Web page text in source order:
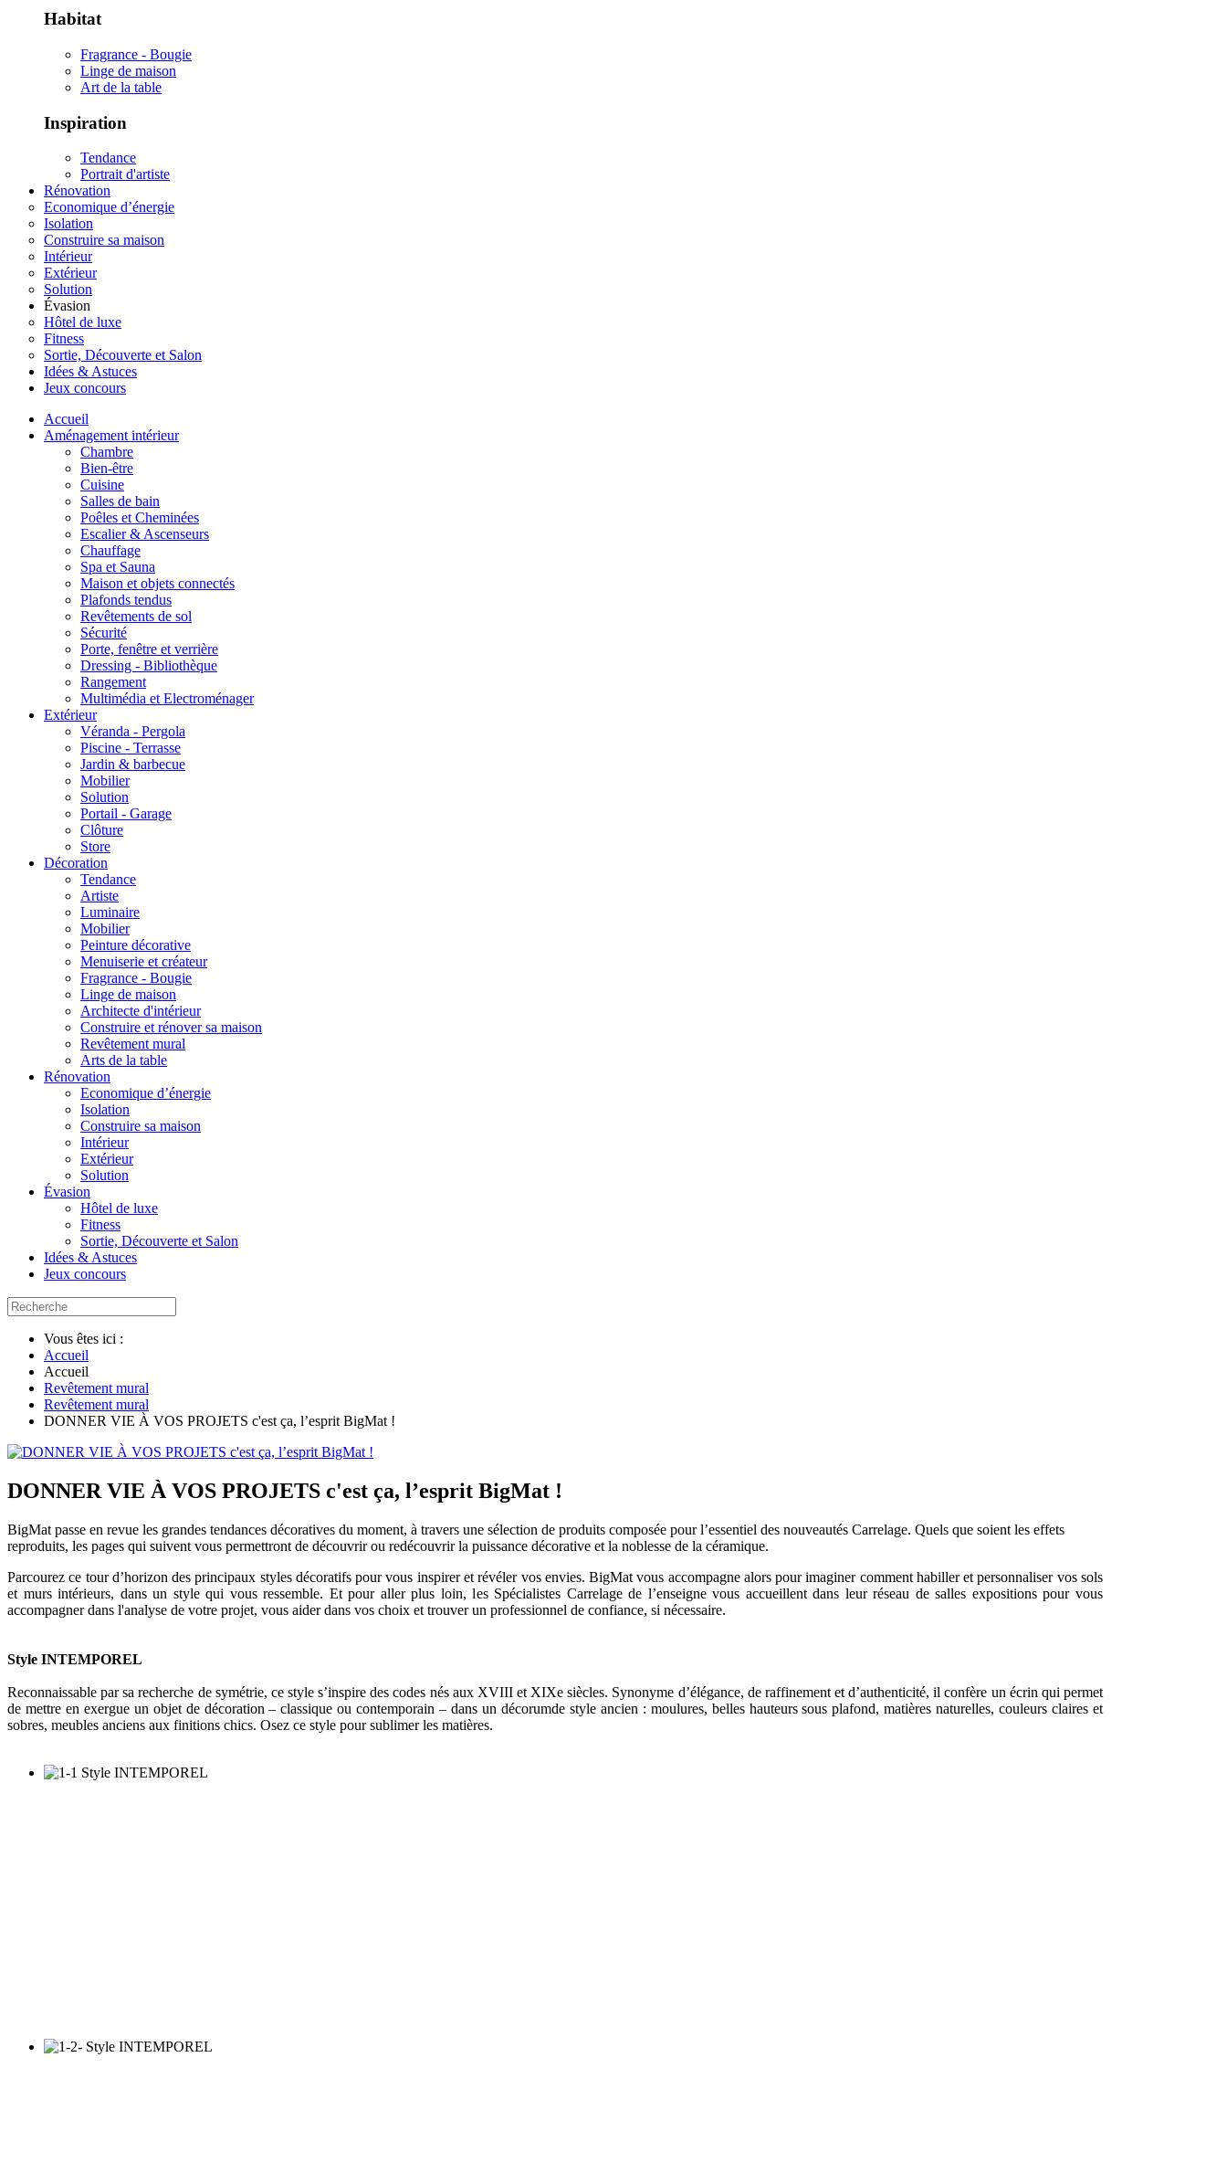
Habitat
Fragrance - Bougie
Linge de maison
Art de la table
Inspiration
Tendance
Portrait d'artiste
Rénovation
Economique d’énergie
Isolation
Construire sa maison
Intérieur
Extérieur
Solution
Évasion
Hôtel de luxe
Fitness
Sortie, Découverte et Salon
Idées & Astuces
Jeux concours
Accueil
Aménagement intérieur
Chambre
Bien-être
Cuisine
Salles de bain
Poêles et Cheminées
Escalier & Ascenseurs
Chauffage
Spa et Sauna
Maison et objets connectés
Plafonds tendus
Revêtements de sol
Sécurité
Porte, fenêtre et verrière
Dressing - Bibliothèque
Rangement
Multimédia et Electroménager
Extérieur
Véranda - Pergola
Piscine - Terrasse
Jardin & barbecue
Mobilier
Solution
Portail - Garage
Clôture
Store
Décoration
Tendance
Artiste
Luminaire
Mobilier
Peinture décorative
Menuiserie et créateur
Fragrance - Bougie
Linge de maison
Architecte d'intérieur
Construire et rénover sa maison
Revêtement mural
Arts de la table
Rénovation
Economique d’énergie
Isolation
Construire sa maison
Intérieur
Extérieur
Solution
Évasion
Hôtel de luxe
Fitness
Sortie, Découverte et Salon
Idées & Astuces
Jeux concours
Vous êtes ici :
Accueil
Accueil
Revêtement mural
Revêtement mural
DONNER VIE À VOS PROJETS c'est ça, l’esprit BigMat !
DONNER VIE À VOS PROJETS c'est ça, l’esprit BigMat !
BigMat passe en revue les grandes tendances décoratives du moment, à travers une sélection de produits composée pour l’essentiel des nouveautés Carrelage. Quels que soient les effets
reproduits, les pages qui suivent vous permettront de découvrir ou redécouvrir la puissance décorative et la noblesse de la céramique.
Parcourez ce tour d’horizon des principaux styles décoratifs pour vous inspirer et révéler vos envies. BigMat vous accompagne alors pour imaginer comment habiller et personnaliser vos sols
et murs intérieurs, dans un style qui vous ressemble. Et pour aller plus loin, les Spécialistes Carrelage de l’enseigne vous accueillent dans leur réseau de salles expositions pour vous
accompagner dans l'analyse de votre projet, vous aider dans vos choix et trouver un professionnel de confiance, si nécessaire.
Style INTEMPOREL
Reconnaissable par sa recherche de symétrie, ce style s’inspire des codes nés aux XVIII et XIXe siècles. Synonyme d’élégance, de raffinement et d’authenticité, il confère un écrin qui permet
de mettre en exergue un objet de décoration – classique ou contemporain – dans un décorumde style ancien : moulures, belles hauteurs sous plafond, matières naturelles, couleurs claires et
sobres, meubles anciens aux finitions chics. Osez ce style pour sublimer les matières.